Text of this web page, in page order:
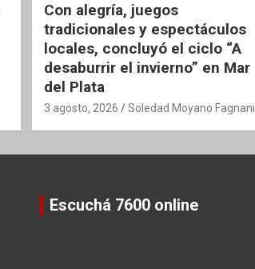
Con alegría, juegos
tradicionales y espectáculos
locales, concluyó el ciclo “A
desaburrir el invierno” en Mar
del Plata
3 agosto, 2026 Soledad Moyano Fagnani
Escuchá 7600 online